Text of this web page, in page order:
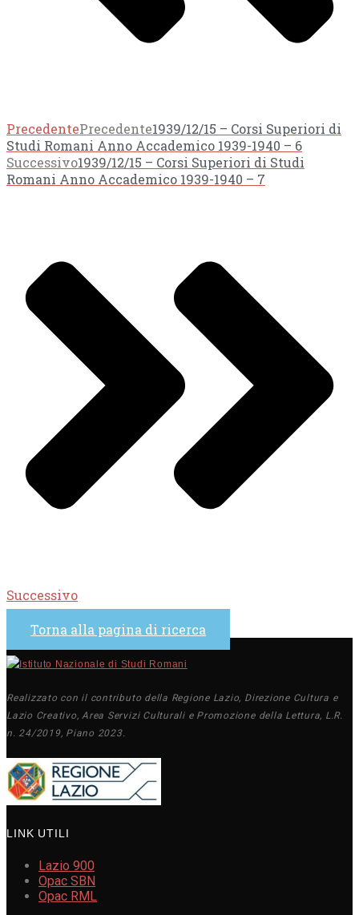
PrecedentePrecedente1939/12/15 – Corsi Superiori di
Studi Romani Anno Accademico 1939-1940 – 6
Successivo1939/12/15 – Corsi Superiori di Studi
Romani Anno Accademico 1939-1940 – 7
Successivo
Torna alla pagina di ricerca
Realizzato con il contributo della Regione Lazio, Direzione Cultura e
Lazio Creativo, Area Servizi Culturali e Promozione della Lettura, L.R.
n. 24/2019, Piano 2023.
LINK UTILI
Lazio 900
Opac SBN
Opac RML